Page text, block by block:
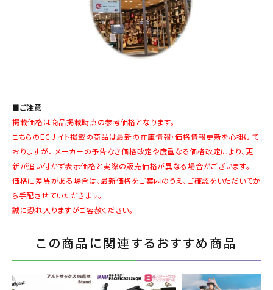
■ご注意
掲載価格は商品掲載時点の参考価格となります。
こちらのECサイト掲載の商品は最新の在庫情報・価格情報更新を心掛けて
おりますが、 メーカーの予告なき価格改定や度重なる価格改定により、更
新が追い付かず表示価格と実際の販売価格が異なる場合がございます。
価格に差異がある場合は、最新価格をご案内のうえ、ご確認をいただいてか
ら手配させていただきます。
誠に恐れ入りますがご容赦ください。
この商品に関連するおすすめ商品